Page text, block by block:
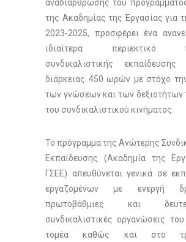
αναδιάρθρωσης του
της Ακαδημίας της Εργασίας για
2023-2025, προσφέρει ένα
ιδιαίτερα περιεκτικό
συνδικαλιστικής εκπαίδευσης
διάρκειας 450 ωρών με στόχο
των γνώσεων και των
του συνδικαλιστικού κινήματος.
Το πρόγραμμα της Ανώτερης
Εκπαίδευσης (Ακαδημία της
ΓΣΕΕ) απευθύνεται γενικά σε
εργαζομένων με ενεργή
πρωτοβάθμιες και
συνδικαλιστικές οργανώσεις του
τομέα καθώς και στο